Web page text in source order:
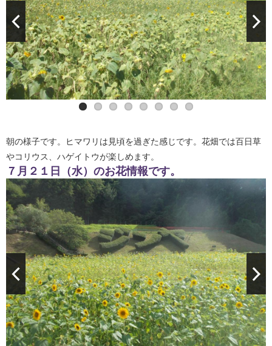
朝の様子です。ヒマワリは見頃を過ぎた感じです。花畑では百日草
やコリウス、ハゲイトウが楽しめます。
７月２１日（水）のお花情報です。